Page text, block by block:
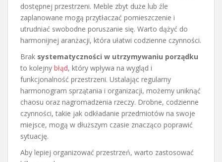
dostępnej przestrzeni. Meble zbyt duże lub źle
zaplanowane mogą przytłaczać pomieszczenie i
utrudniać swobodne poruszanie się. Warto dążyć do
harmonijnej aranżacji, która ułatwi codzienne czynności.
Brak systematyczności w utrzymywaniu porządku
to kolejny błąd, który wpływa na wygląd i
funkcjonalność przestrzeni. Ustalając regularny
harmonogram sprzątania i organizacji, możemy uniknąć
chaosu oraz nagromadzenia rzeczy. Drobne, codzienne
czynności, takie jak odkładanie przedmiotów na swoje
miejsce, mogą w dłuższym czasie znacząco poprawić
sytuację.
Aby lepiej organizować przestrzeń, warto zastosować